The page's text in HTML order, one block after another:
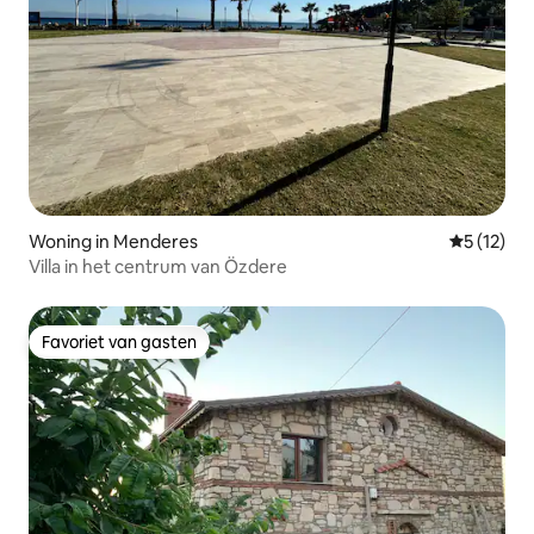
Woning in Menderes
5 (12)
Villa in het centrum van Özdere
Favoriet van gasten
Favoriet van gasten